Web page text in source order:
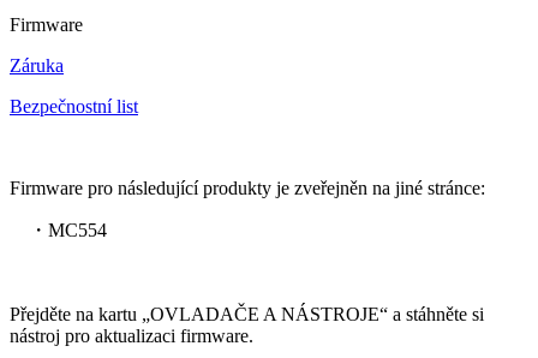
Firmware
Záruka
Bezpečnostní list
Firmware pro následující produkty je zveřejněn na jiné stránce:
・MC554
Přejděte na kartu „OVLADAČE A NÁSTROJE“ a stáhněte si
nástroj pro aktualizaci firmware.